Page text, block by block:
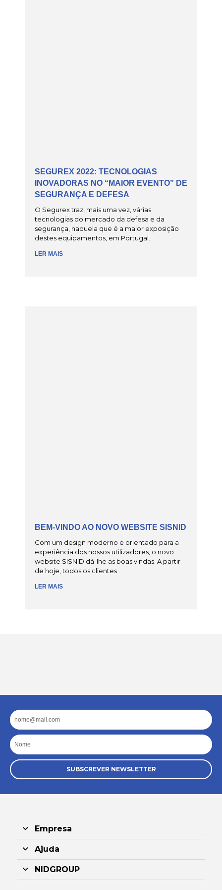
SEGUREX 2022: TECNOLOGIAS
INOVADORAS NO “MAIOR EVENTO” DE
SEGURANÇA E DEFESA
O Segurex traz, mais uma vez, várias
tecnologias do mercado da defesa e da
segurança, naquela que é a maior exposição
destes equipamentos, em Portugal.
LER MAIS
BEM-VINDO AO NOVO WEBSITE SISNID
Com um design moderno e orientado para a
experiência dos nossos utilizadores, o novo
website SISNID dá-lhe as boas vindas. A partir
de hoje, todos os clientes
LER MAIS
Email
Nome
SUBSCREVER NEWSLETTER
Empresa
Ajuda
NIDGROUP